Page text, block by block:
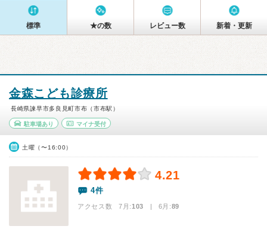
標準 ★の数 レビュー数 新着・更新
金森こども診療所
長崎県諫早市多良見町市布（市布駅）
駐車場あり マイナ受付
土曜（〜16:00）
4.21
4件
アクセス数 7月:103 | 6月:89